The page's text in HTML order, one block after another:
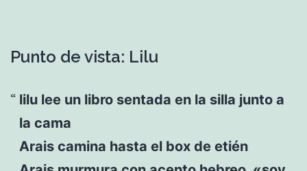
Punto de vista: Lilu
lilu lee un libro sentada en la silla junto a
la cama
Arais camina hasta el box de etién